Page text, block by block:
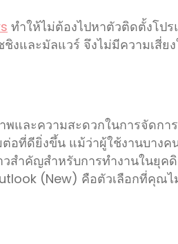
ทำให้ไม่ต้องไปหาตัวติดตั้งโป
งและมัลแวร์ จึงไม่มีความเสี่ย
และความสะดวกในการจัดกา
อที่ดียิ่งขึ้น แม้ว่าผู้ใช้งานบางค
วสำคัญสำหรับการทำงานในยุ
(New) คือตัวเลือกที่คุณ